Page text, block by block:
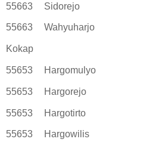
55663 Sidorejo
55663 Wahyuharjo
Kokap
55653 Hargomulyo
55653 Hargorejo
55653 Hargotirto
55653 Hargowilis